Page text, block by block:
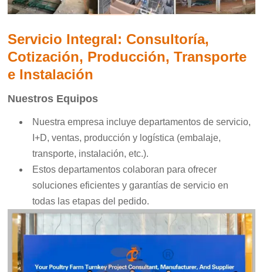
Servicio Integral: Consultoría,
Cotización, Producción, Transporte
e Instalación
Nuestros Equipos
Nuestra empresa incluye departamentos de servicio,
I+D, ventas, producción y logística (embalaje,
transporte, instalación, etc.).
Estos departamentos colaboran para ofrecer
soluciones eficientes y garantías de servicio en
todas las etapas del pedido.